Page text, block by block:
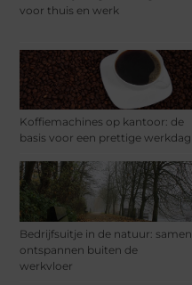
voor thuis en werk
Koffiemachines op kantoor: de
basis voor een prettige werkdag
Bedrijfsuitje in de natuur: samen
ontspannen buiten de
werkvloer